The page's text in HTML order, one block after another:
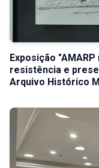
Exposição
resistência e
Arquivo Histórico